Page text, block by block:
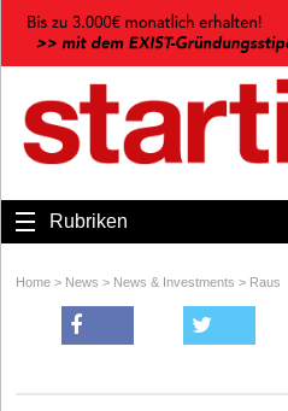
Rubriken
Home > News > News & Investments > Raus